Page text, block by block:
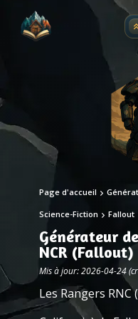
Page d'accueil
Science-Fiction Fallout
Générateur
NCR (Fallout)
Mis à jour: 2026-04-24
Les Rangers